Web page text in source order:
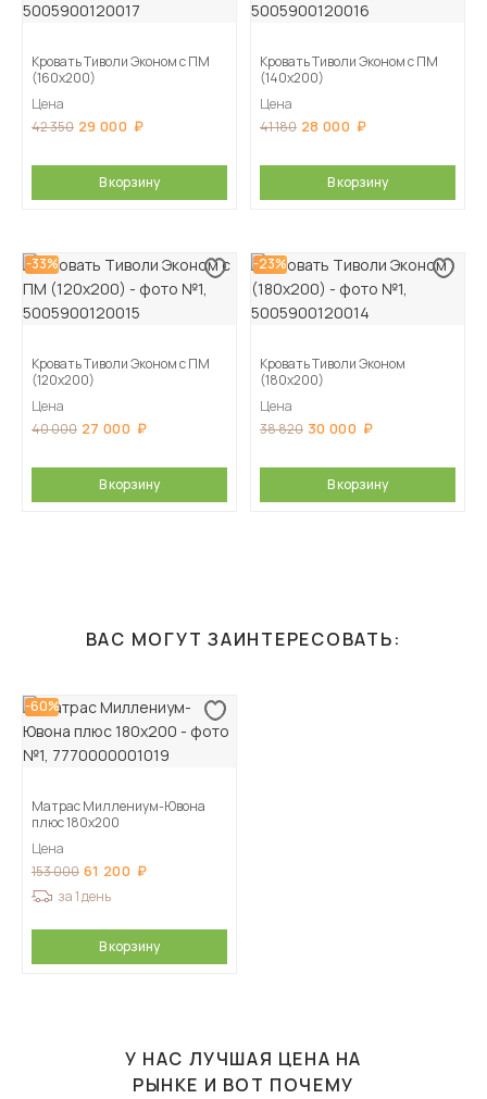
Кровать Тиволи Эконом с ПМ
(160х200)
Цена
42 350 29 000
В корзину
Кровать Тиволи Эконом с ПМ
(140х200)
Цена
41 180 28 000
В корзину
-33%
Кровать Тиволи Эконом с ПМ
(120х200)
Цена
40 000 27 000
В корзину
-23%
Кровать Тиволи Эконом
(180х200)
Цена
38 820 30 000
В корзину
ВАС МОГУТ ЗАИНТЕРЕСОВАТЬ:
-60%
Матрас Миллениум-Ювона
плюс 180х200
Цена
153 000 61 200
за 1 день
В корзину
У НАС ЛУЧШАЯ ЦЕНА НА
РЫНКЕ И ВОТ ПОЧЕМУ